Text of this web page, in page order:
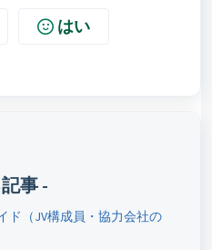
はい
事 -
ド（JV構成員・協力会社の